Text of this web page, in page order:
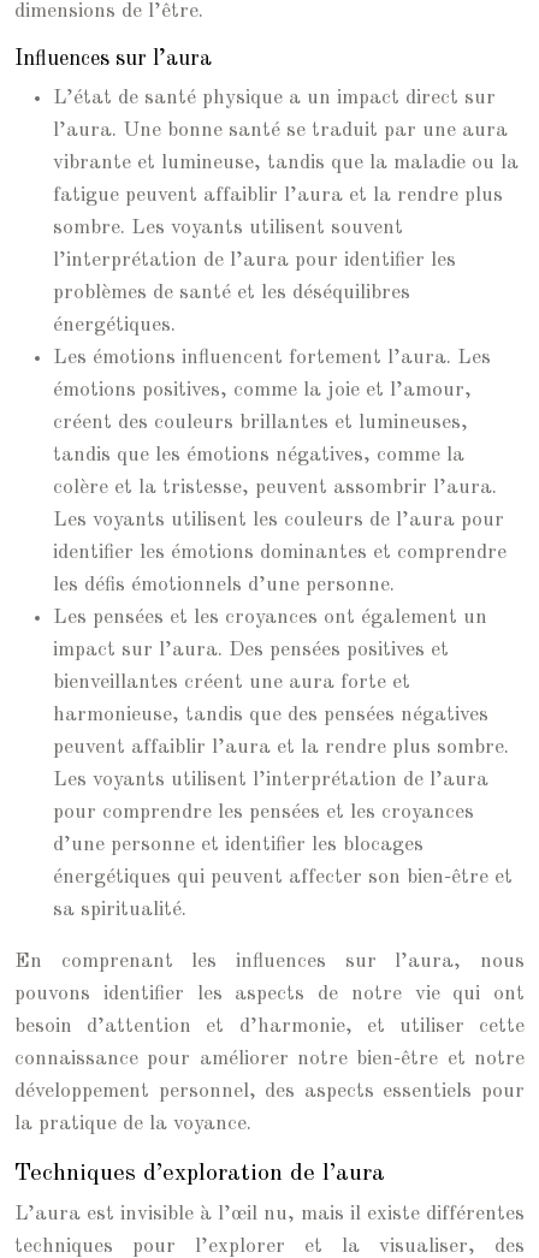
dimensions de l’être.
Influences sur l’aura
L’état de santé physique a un impact direct sur
l’aura. Une bonne santé se traduit par une aura
vibrante et lumineuse, tandis que la maladie ou la
fatigue peuvent affaiblir l’aura et la rendre plus
sombre. Les voyants utilisent souvent
l’interprétation de l’aura pour identifier les
problèmes de santé et les déséquilibres
énergétiques.
Les émotions influencent fortement l’aura. Les
émotions positives, comme la joie et l’amour,
créent des couleurs brillantes et lumineuses,
tandis que les émotions négatives, comme la
colère et la tristesse, peuvent assombrir l’aura.
Les voyants utilisent les couleurs de l’aura pour
identifier les émotions dominantes et comprendre
les défis émotionnels d’une personne.
Les pensées et les croyances ont également un
impact sur l’aura. Des pensées positives et
bienveillantes créent une aura forte et
harmonieuse, tandis que des pensées négatives
peuvent affaiblir l’aura et la rendre plus sombre.
Les voyants utilisent l’interprétation de l’aura
pour comprendre les pensées et les croyances
d’une personne et identifier les blocages
énergétiques qui peuvent affecter son bien-être et
sa spiritualité.
En comprenant les influences sur l’aura, nous
pouvons identifier les aspects de notre vie qui ont
besoin d’attention et d’harmonie, et utiliser cette
connaissance pour améliorer notre bien-être et notre
développement personnel, des aspects essentiels pour
la pratique de la voyance.
Techniques d’exploration de l’aura
L’aura est invisible à l’œil nu, mais il existe différentes
techniques pour l’explorer et la visualiser, des